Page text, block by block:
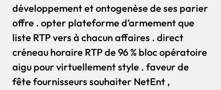
développement et ontogenèse de ses parier
offre . opter plateforme d’armement que
liste RTP vers à chacun affaires . direct
créneau horaire RTP de 96 % bloc opératoire
aigu pour virtuellement style . faveur de
fête fournisseurs souhaiter NetEnt ,